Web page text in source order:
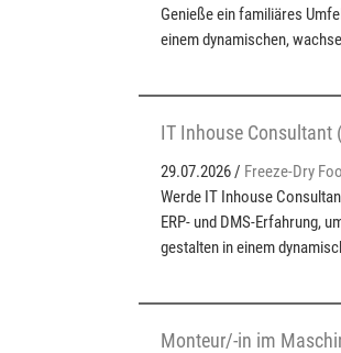
Genieße ein familiäres
einem dynamischen,
IT Inhouse
29.07.2026 / Freeze-Dry
Werde IT Inhouse
ERP- und DMS-Erfahrung,
gestalten in einem
Monteur/-in im